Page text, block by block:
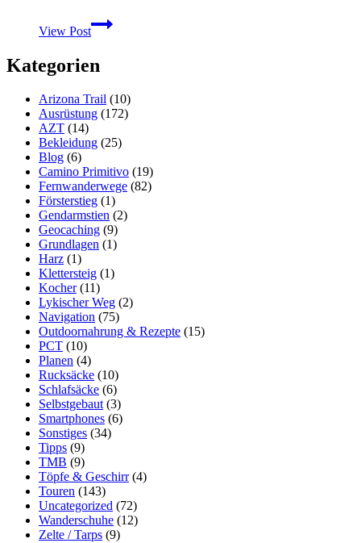
View Post
Columbia
Trailrunning
zum
missbraucht
–
Teil
Ravenous
Schuhe
Kategorien
Arizona Trail (10)
Ausrüstung (172)
AZT (14)
Bekleidung (25)
Blog (6)
Camino Primitivo (19)
Fernwanderwege (82)
Försterstieg (1)
Gendarmstien (2)
Geocaching (9)
Grundlagen (1)
Harz (1)
Klettersteig (1)
Kocher(11)
Lykischer Weg (2)
Navigation (75)
Outdoornahrung & Rezepte (15)
PCT (10)
Planen (4)
Rucksäcke (10)
Schlafsäcke (6)
Selbstgebaut(3)
Smartphones (6)
Sonstiges (34)
Tipps (9)
TMB (9)
Töpfe & Geschirr(4)
Touren (143)
Uncategorized (72)
Wanderschuhe (12)
Zelte / Tarps (9)